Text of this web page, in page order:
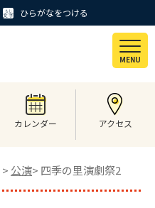
ひらがなをつける
MENU
カレンダー アクセス
> 公演> 四季の里演劇祭2